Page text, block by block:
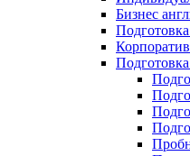
Бизнес